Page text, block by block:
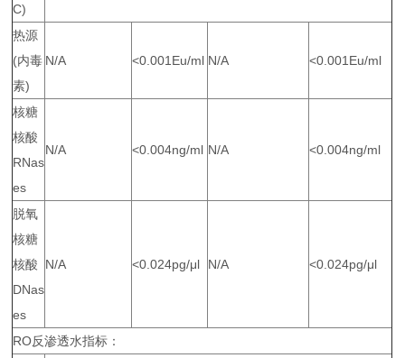
C)
热源
(内毒
素)
N/A <0.001Eu/ml N/A <0.001Eu/ml
核糖
核酸
RNas
es
N/A <0.004ng/ml N/A <0.004ng/ml
脱氧
核糖
核酸
DNas
es
N/A <0.024pg/μl N/A <0.024pg/μl
RO反渗透水指标：